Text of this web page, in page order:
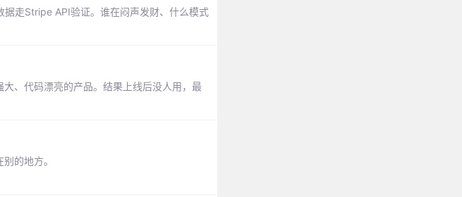
走Stripe API验证。谁在闷声发财、什么模式
、代码漂亮的产品。结果上线后没人用，最
的地方。